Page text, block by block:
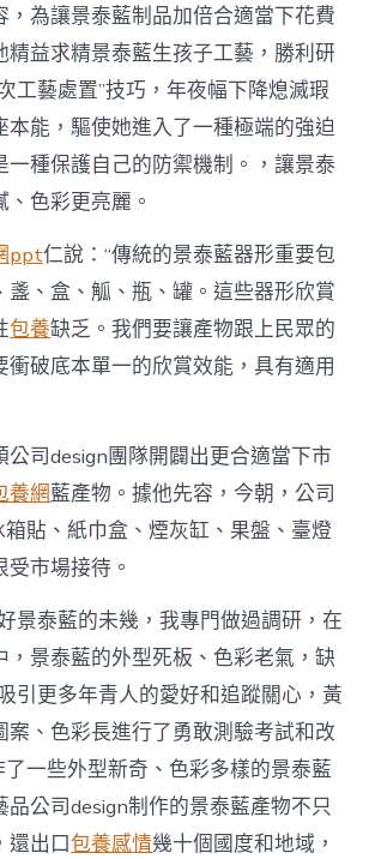
，為讓景泰藍制品加倍合適當下花費
精益求精景泰藍生孩子工藝，勝利研
工藝處置”技巧，年夜幅下降熄滅瑕
本能，驅使她進入了一種極端的強迫
一種保護自己的防禦機制。，讓景泰
色彩更亮麗。
ppt仁說：“傳統的景泰藍器形重要包
盞、盒、觚、瓶、罐。這些器形欣賞
包養缺乏。我們要讓產物跟上民眾的
衝破底本單一的欣賞效能，具有適用
公司design團隊開闢出更合適當下市
養網藍產物。據他先容，今朝，公司
貼、紙巾盒、煙灰缸、果盤、臺燈
市場接待。
景泰藍的未幾，我專門做過調研，在
，景泰藍的外型死板、色彩老氣，缺
引更多年青人的愛好和追蹤關心，黃
案、色彩長進行了勇敢測驗考試和改
了一些外型新奇、色彩多樣的景泰藍
品公司design制作的景泰藍產物不只
還出口包養感情幾十個國度和地域，